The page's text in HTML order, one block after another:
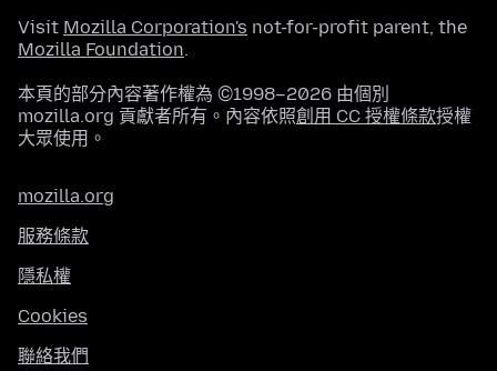
Visit Mozilla Corporation's not-for-profit parent, the
Mozilla Foundation.
本頁的部分內容著作權為 ©1998–2026 由個別
mozilla.org 貢獻者所有。內容依照創用 CC 授權條款授權
大眾使用。
mozilla.org
服務條款
隱私權
Cookies
聯絡我們